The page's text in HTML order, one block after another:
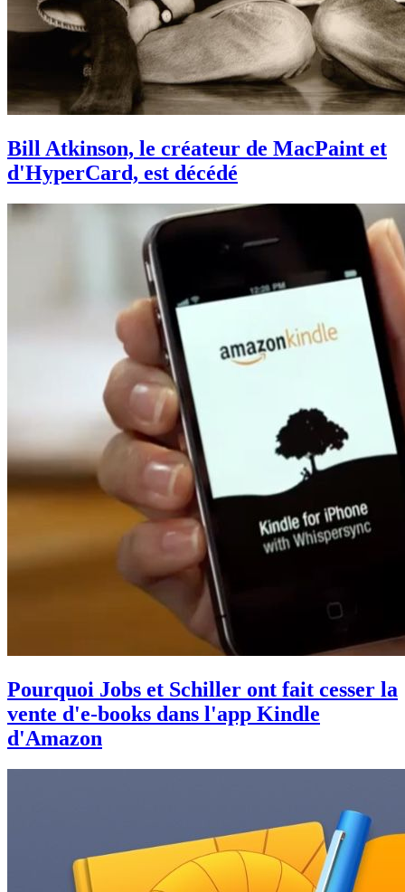
Bill Atkinson, le créateur de MacPaint et
d'HyperCard, est décédé
Pourquoi Jobs et Schiller ont fait cesser la
vente d'e-books dans l'app Kindle
d'Amazon